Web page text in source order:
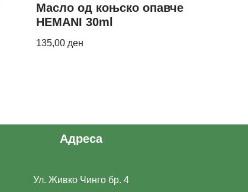
Масло од коњско опавче
HEMANI 30ml
135,00 ден
Адреса
Ул. Живко Чинго бр. 4